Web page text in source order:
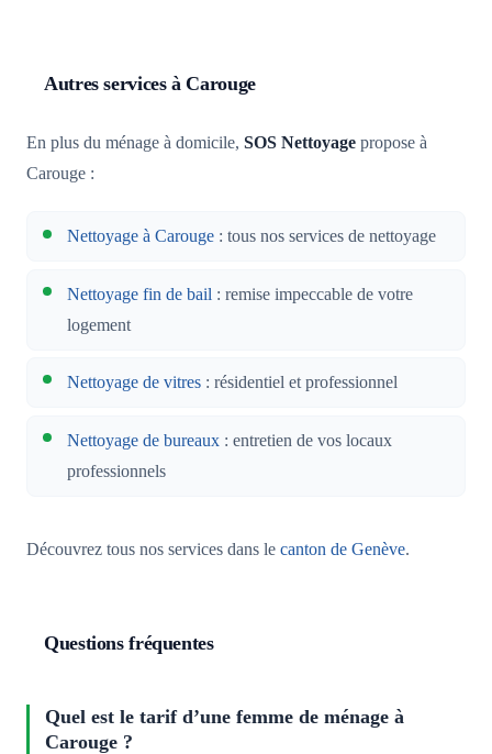
Autres services à Carouge
En plus du ménage à domicile, SOS Nettoyage propose à
Carouge :
Nettoyage à Carouge : tous nos services de nettoyage
Nettoyage fin de bail : remise impeccable de votre
logement
Nettoyage de vitres : résidentiel et professionnel
Nettoyage de bureaux : entretien de vos locaux
professionnels
Découvrez tous nos services dans le canton de Genève.
Questions fréquentes
Quel est le tarif d’une femme de ménage à
Carouge ?